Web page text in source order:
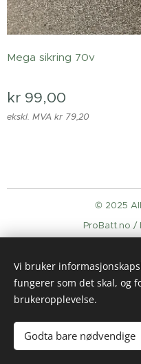
Mega sikring 70v
kr 99,00
ekskl. MVA kr 79,20
Legg
© 2025
ProBatt.no /
Vi bruker
fungerer som det skal, og
brukeropplevelse.
Godta bare nødvendige